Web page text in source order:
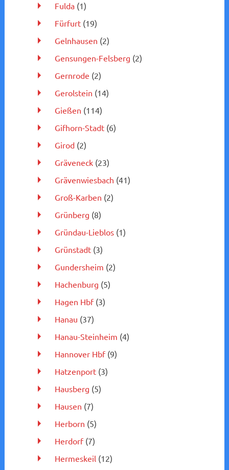
Fulda(1)
Fürfurt(19)
Gelnhausen (2)
Gensungen-Felsberg (2)
Gernrode (2)
Gerolstein (14)
Gießen (114)
Gifhorn-Stadt(6)
Girod(2)
Gräveneck(23)
Grävenwiesbach (41)
Groß-Karben (2)
Grünberg (8)
Gründau-Lieblos(1)
Grünstadt(3)
Gundersheim (2)
Hachenburg (5)
Hagen Hbf(3)
Hanau (37)
Hanau-Steinheim (4)
Hannover Hbf(9)
Hatzenport(3)
Hausberg (5)
Hausen (7)
Herborn (5)
Herdorf(7)
Hermeskeil(12)